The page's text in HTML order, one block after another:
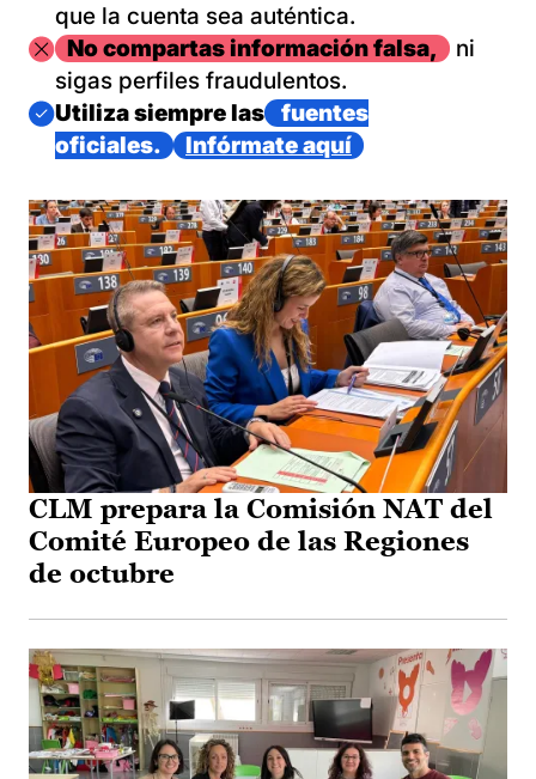
que la cuenta sea auténtica.
ImagenNo compartas información falsa,
ni
sigas perfiles fraudulentos.
Imagen
Utiliza siempre las
fuentes
oficiales.
Infórmate aquí
CLM prepara la Comisión NAT del
Comité Europeo de las Regiones
de octubre